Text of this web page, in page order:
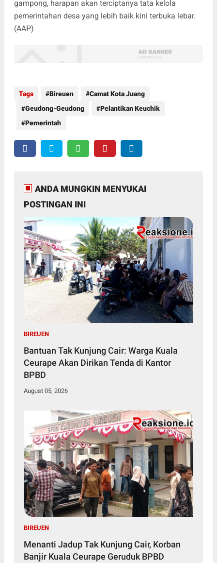
gampong, harapan akan terciptanya tata kelola
pemerintahan desa yang lebih baik kini terbuka lebar.
(AAP)
Tags Bireuen
Camat Kota Juang
Geudong-Geudong
Pelantikan Keuchik
Pemerintah
ANDA MUNGKIN MENYUKAI
POSTINGAN INI
BIREUEN
Bantuan Tak Kunjung Cair: Warga Kuala
Ceurape Akan Dirikan Tenda di Kantor
BPBD
August 05, 2026
BIREUEN
Menanti Jadup Tak Kunjung Cair, Korban
Banjir Kuala Ceurape Geruduk BPBD